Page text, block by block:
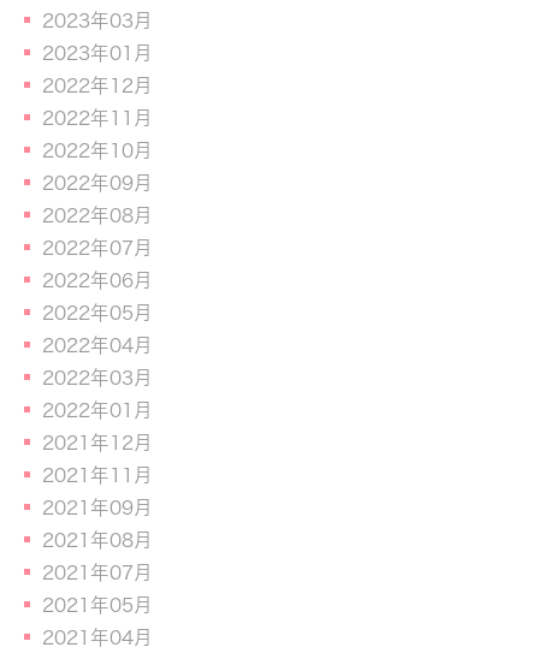
2023年03月
2023年01月
2022年12月
2022年11月
2022年10月
2022年09月
2022年08月
2022年07月
2022年06月
2022年05月
2022年04月
2022年03月
2022年01月
2021年12月
2021年11月
2021年09月
2021年08月
2021年07月
2021年05月
2021年04月